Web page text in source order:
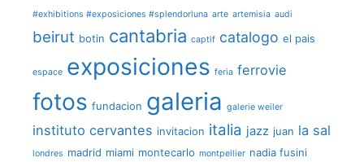
#exhibitions #exposiciones #splendorluna arte artemisia audi
beirut botin cantabria captif catalogo el pais
espace exposiciones feria ferrovie
fotos fundacion galeria galerie weiler
instituto cervantes invitacion italia jazz juan la sal
londres madrid miami montecarlo montpellier nadia fusini